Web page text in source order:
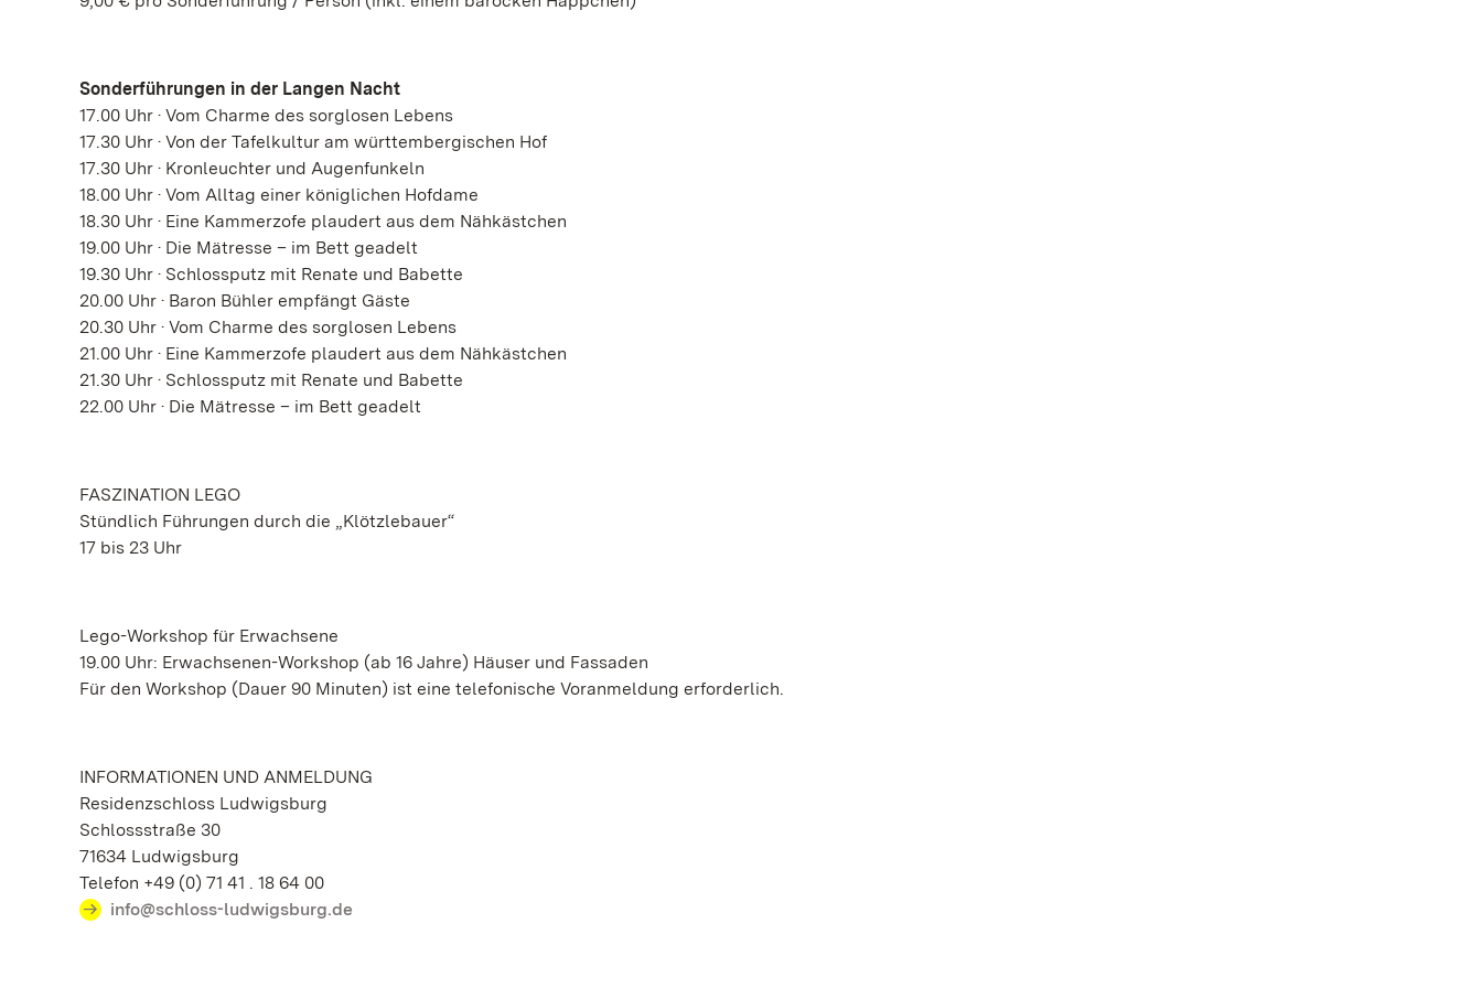
Sonderführungen in der Langen Nacht
17.00 Uhr · Vom Charme des sorglosen Lebens
17.30 Uhr · Von der Tafelkultur am württembergischen Hof
17.30 Uhr · Kronleuchter und Augenfunkeln
18.00 Uhr · Vom Alltag einer königlichen Hofdame
18.30 Uhr · Eine Kammerzofe plaudert aus dem Nähkästchen
19.00 Uhr · Die Mätresse – im Bett geadelt
19.30 Uhr · Schlossputz mit Renate und Babette
20.00 Uhr · Baron Bühler empfängt Gäste
20.30 Uhr · Vom Charme des sorglosen Lebens
21.00 Uhr · Eine Kammerzofe plaudert aus dem Nähkästchen
21.30 Uhr · Schlossputz mit Renate und Babette
22.00 Uhr · Die Mätresse – im Bett geadelt
FASZINATION LEGO
Stündlich Führungen durch die „Klötzlebauer“
17 bis 23 Uhr
Lego-Workshop für Erwachsene
19.00 Uhr: Erwachsenen-Workshop (ab 16 Jahre) Häuser und Fassaden
Für den Workshop (Dauer 90 Minuten) ist eine telefonische Voranmeldung erforderlich.
INFORMATIONEN UND ANMELDUNG
Residenzschloss Ludwigsburg
Schlossstraße 30
71634 Ludwigsburg
Telefon +49 (0) 71 41 . 18 64 00
info@schloss-ludwigsburg.de